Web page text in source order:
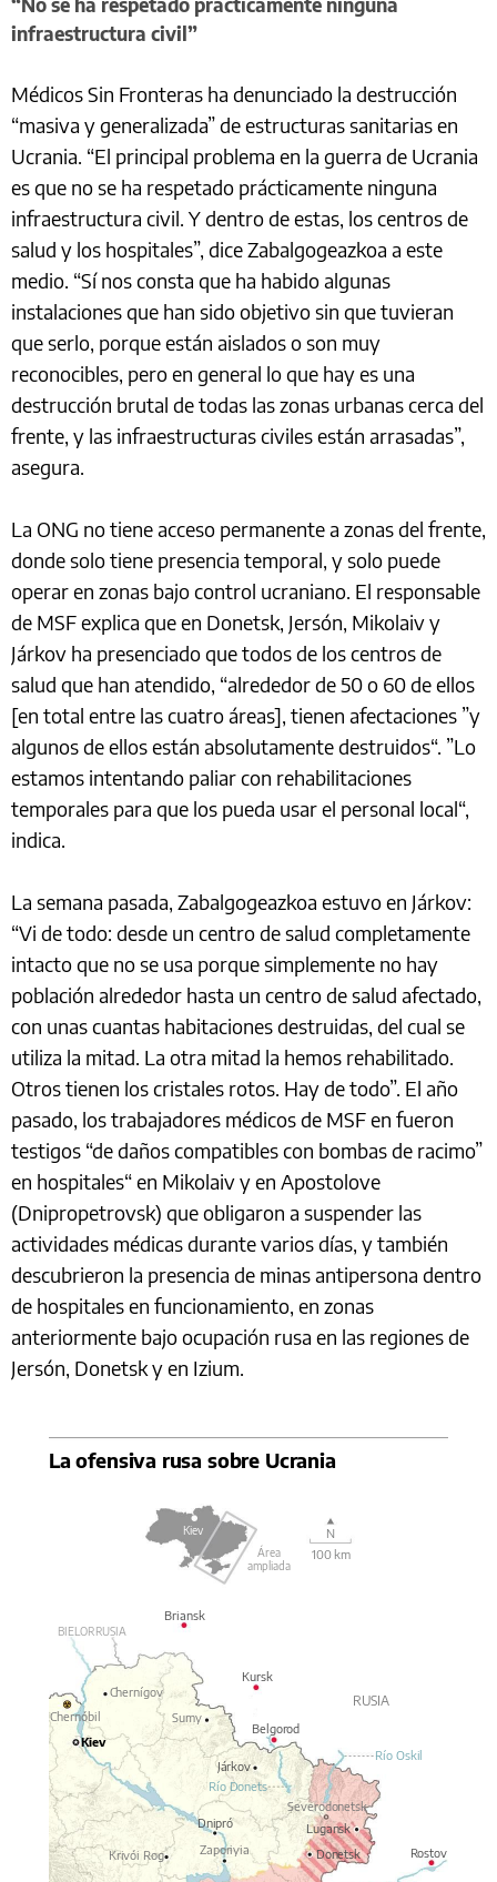
infraestructura civil”
Médicos Sin Fronteras ha denunciado la destrucción
“masiva y generalizada” de estructuras sanitarias en
Ucrania. “El principal problema en la guerra de Ucrania
es que no se ha respetado prácticamente ninguna
infraestructura civil. Y dentro de estas, los centros de
salud y los hospitales”, dice Zabalgogeazkoa a este
medio. “Sí nos consta que ha habido algunas
instalaciones que han sido objetivo sin que tuvieran
que serlo, porque están aislados o son muy
reconocibles, pero en general lo que hay es una
destrucción brutal de todas las zonas urbanas cerca del
frente, y las infraestructuras civiles están arrasadas”,
asegura.
La ONG no tiene acceso permanente a zonas del frente,
donde solo tiene presencia temporal, y solo puede
operar en zonas bajo control ucraniano. El responsable
de MSF explica que en Donetsk, Jersón, Mikolaiv y
Járkov ha presenciado que todos de los centros de
salud que han atendido, “alrededor de 50 o 60 de ellos
[en total entre las cuatro áreas], tienen afectaciones ”y
algunos de ellos están absolutamente destruidos“. ”Lo
estamos intentando paliar con rehabilitaciones
temporales para que los pueda usar el personal local“,
indica.
La semana pasada, Zabalgogeazkoa estuvo en Járkov:
“Vi de todo: desde un centro de salud completamente
intacto que no se usa porque simplemente no hay
población alrededor hasta un centro de salud afectado,
con unas cuantas habitaciones destruidas, del cual se
utiliza la mitad. La otra mitad la hemos rehabilitado.
Otros tienen los cristales rotos. Hay de todo”. El año
pasado, los trabajadores médicos de MSF en fueron
testigos “de daños compatibles con bombas de racimo”
en hospitales“ en Mikolaiv y en Apostolove
(Dnipropetrovsk) que obligaron a suspender las
actividades médicas durante varios días, y también
descubrieron la presencia de minas antipersona dentro
de hospitales en funcionamiento, en zonas
anteriormente bajo ocupación rusa en las regiones de
Jersón, Donetsk y en Izium.
La ofensiva rusa sobre Ucrania
Kiev N
Área
ampliada
100 km
Briansk
BIELORRUSIA
Kursk
Chernígov
RUSIA
Chernóbil Sumy
Belgorod
Kiev
Río Oskil
Járkov
Río Donets
Severodonetsk
Dnipró
Lugansk
Zaporiyia
Rostov
Donetsk
Krivói Rog